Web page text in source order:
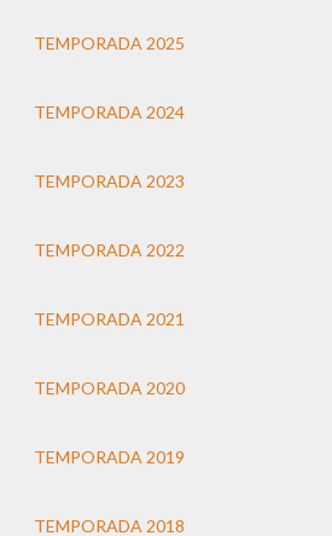
TEMPORADA 2025
TEMPORADA 2024
TEMPORADA 2023
TEMPORADA 2022
TEMPORADA 2021
TEMPORADA 2020
TEMPORADA 2019
TEMPORADA 2018